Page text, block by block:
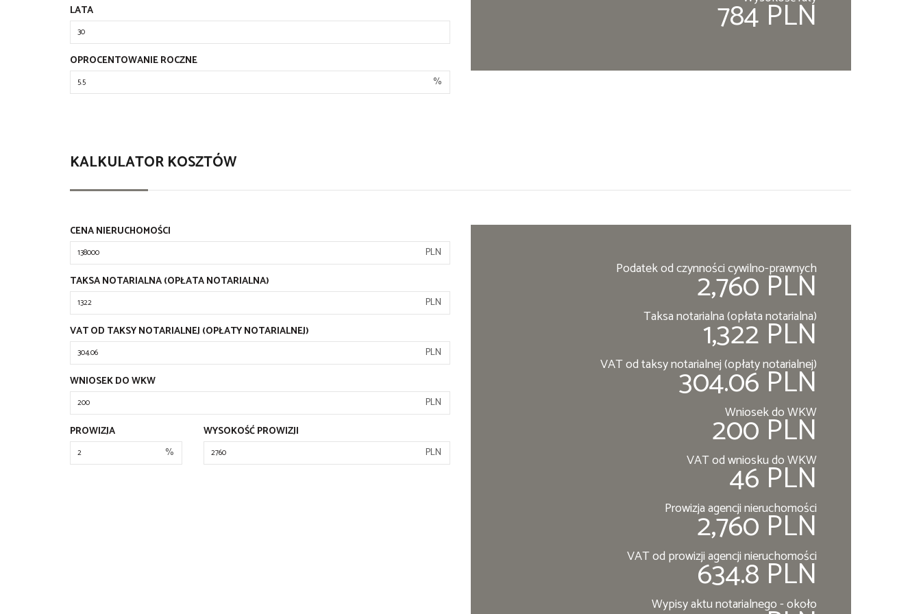
LATA
OPROCENTOWANIE ROCZNE
%
784 PLN
KALKULATOR KOSZTÓW
CENA NIERUCHOMOŚCI
PLN
TAKSA NOTARIALNA (OPŁATA NOTARIALNA)
PLN
VAT OD TAKSY NOTARIALNEJ (OPŁATY NOTARIALNEJ)
PLN
WNIOSEK DO WKW
PLN
PROWIZJA
%
WYSOKOŚĆ PROWIZJI
PLN
Podatek od czynności cywilno-prawnych
2,760 PLN
Taksa notarialna (opłata notarialna)
1,322 PLN
VAT od taksy notarialnej (opłaty notarialnej)
304.06 PLN
Wniosek do WKW
200 PLN
VAT od wniosku do WKW
46 PLN
Prowizja agencji nieruchomości
2,760 PLN
VAT od prowizji agencji nieruchomości
634.8 PLN
Wypisy aktu notarialnego - około